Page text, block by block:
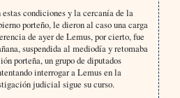
condiciones y la cercanía de la
porteño, le dieron al caso una carga
de ayer de Lemus, por cierto, fue
suspendida al mediodía y retomaba
porteña, un grupo de diputados
interrogar a Lemus en la
judicial sigue su curso.